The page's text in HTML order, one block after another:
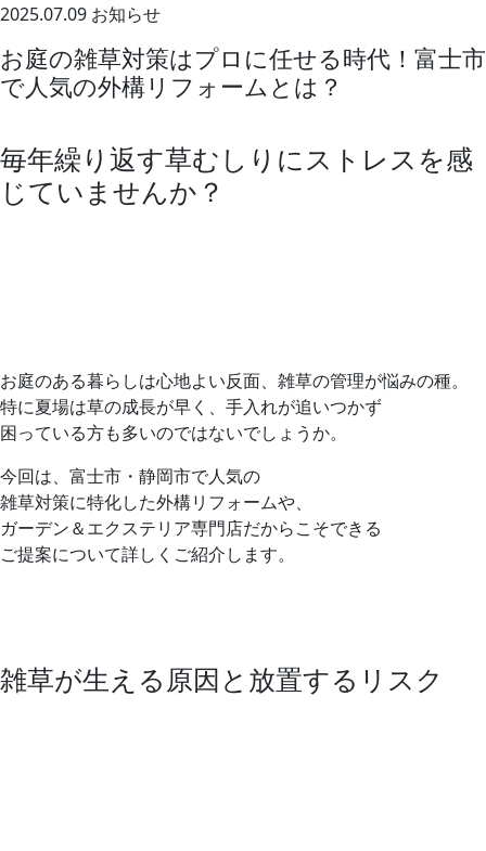
2025.07.09 お知らせ
お庭の雑草対策はプロに任せる時代！富士市
で人気の外構リフォームとは？
毎年繰り返す草むしりにストレスを感
じていませんか？
お庭のある暮らしは心地よい反面、雑草の管理が悩みの種。
特に夏場は草の成長が早く、手入れが追いつかず
困っている方も多いのではないでしょうか。
今回は、富士市・静岡市で人気の
雑草対策に特化した外構リフォームや、
ガーデン＆エクステリア専門店だからこそできる
ご提案について詳しくご紹介します。
雑草が生える原因と放置するリスク